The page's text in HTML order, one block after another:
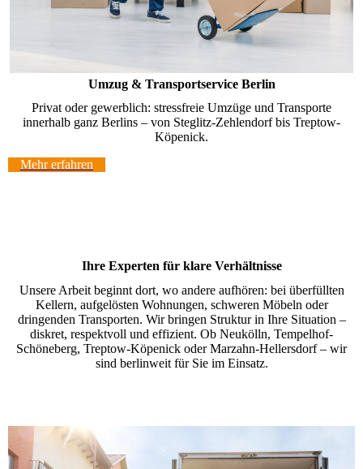
Umzug & Transportservice Berlin
Privat oder gewerblich: stressfreie Umzüge und Transporte
innerhalb ganz Berlins – von Steglitz-Zehlendorf bis Treptow-
Köpenick.
Mehr erfahren
Ihre Experten für klare Verhältnisse
Unsere Arbeit beginnt dort, wo andere aufhören: bei überfüllten
Kellern, aufgelösten Wohnungen, schweren Möbeln oder
dringenden Transporten. Wir bringen Struktur in Ihre Situation –
diskret, respektvoll und effizient. Ob Neukölln, Tempelhof-
Schöneberg, Treptow-Köpenick oder Marzahn-Hellersdorf – wir
sind berlinweit für Sie im Einsatz.